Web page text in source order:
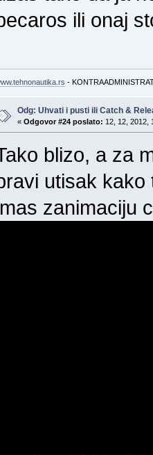
ili onaj
-
Odg: Uhvati i pusti ili Catch &
« Odgovor #24 poslato: 12, 12, 2012,
blizo, a za
utisak kako
zanimaciju